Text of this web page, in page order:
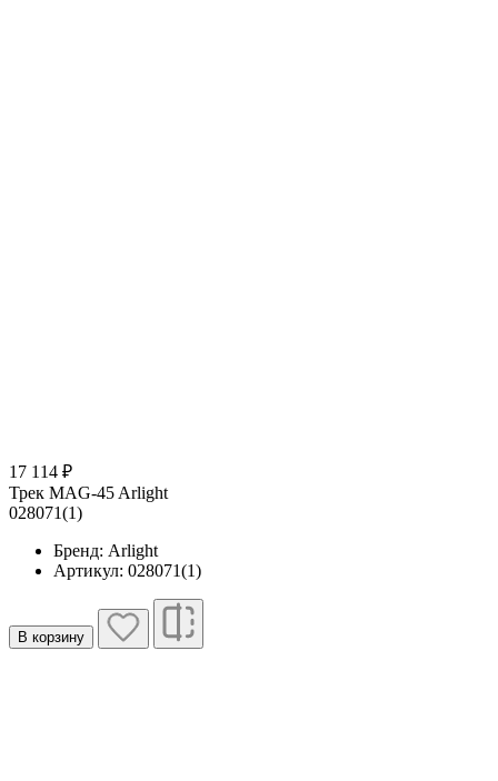
17 114 ₽
Трек MAG-45 Arlight
028071(1)
Бренд: Arlight
Артикул: 028071(1)
В корзину